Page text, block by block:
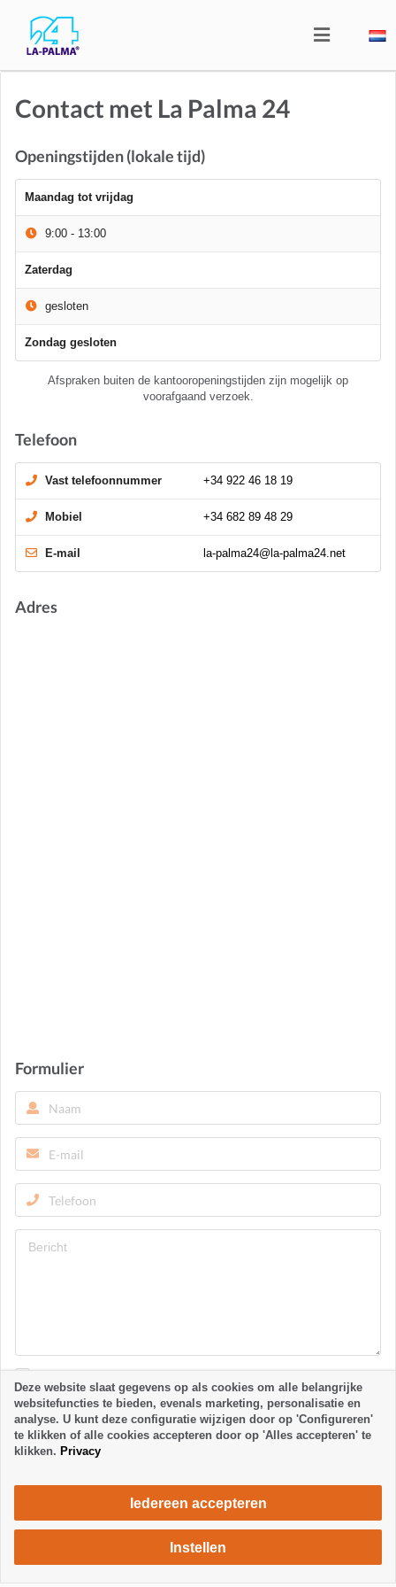
Contact met La Palma 24
Openingstijden (lokale tijd)
Maandag tot vrijdag
9:00 - 13:00
Zaterdag
gesloten
Zondag gesloten
Afspraken buiten de kantooropeningstijden zijn mogelijk op
voorafgaand verzoek.
Telefoon
Vast telefoonnummer +34 922 46 18 19
Mobiel +34 682 89 48 29
E-mail la-palma24@la-palma24.net
Adres
Formulier
gelezen en geaccepteerd.
Opmerking: U kunt uw toestemming te allen tijde voor de toekomst
intrekken via e-mail naar la-palma24@la-palma24.net
Deze website slaat gegevens op als cookies om alle belangrijke
websitefuncties te bieden, evenals marketing, personalisatie en
analyse. U kunt deze configuratie wijzigen door op 'Configureren'
te klikken of alle cookies accepteren door op 'Alles accepteren' te
klikken. Privacy
Iedereen accepteren
Instellen